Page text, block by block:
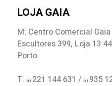
LOJA GAIA
M: Centro Comercial
Escultores 399, Loja 13
Porto
T: a) 221 144 631 / b) 935